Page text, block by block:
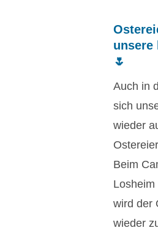
unsere
🌷
Auch in
sich
wieder
Beim
Losheim
wird der
wieder